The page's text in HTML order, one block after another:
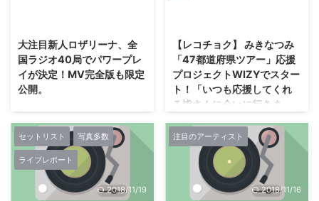
ンプ、「ワン!チャン!! ～ビクター
ロック祭り 2018への挑戦～」グ
ランプリ～ インディーズおよび
新人アーティストの音楽活動支援
を行う〈Eggsプロジェクト〉か
ら派生したレーベル“Eggs”では、
テレビ朝日「今夜、 誕生！音楽
チャンプ」初代グランドチャンプ
で、 「ワン!チャン!! ～ビクター
ロック祭り 2018への挑戦～」で
グランプリを獲得した16歳のシン
ガー・ソングライター、 琴音
トゲストとしてサプライズ登場
し、 5月に公開される映画「ラブ
×ドック」の 主題歌
『ROMANCE』を初披露、 同曲
する事を発表した。 映画「ラブ×
ドック」は鈴木おさむ初監督作品
で、 女優・吉田羊の初単独主演
を務める他、 広末涼子や大久保
大注目新人ロザリーナ、全
国ラジオ40局でパワープレ
イが決定！MV完全版も限定
公開。
オ40局でパワープレイが決定！
MV完全版も限定公開。 新人シン
ガーソングライター“ロザリー
ナ”が4/11(水)にリリースするメジ
ャー・デビューシングル『タラレ
バ流星群』が、 全国40のラジオ
【レコチョク】 みきなつみ
「47都道府県ツアー」応援
プロジェクトWIZYでスター
ト！「いつも応援してくれ
る皆さんに会いに行きま
19歳のシンガーソングライター
「みきなつみ」は、 初のミニア
ルバム『きみとわたしとメロンソ
ーダ』(3月14日発売)のリリース
を記念して、 3月29日（火）のワ
セットリスト 写真多数
ライブレポート
2018/11/19
注目のアーティスト
2018/11/16